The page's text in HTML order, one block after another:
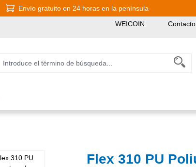
Envío gratuito en 24 horas en la península
WEICOIN Contacto
Flex 310 PU